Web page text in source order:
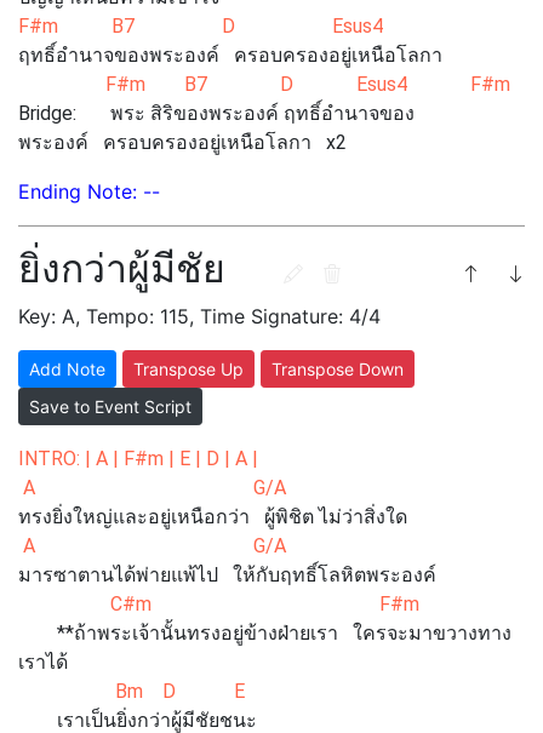
F#m B7 D Esus4
ฤทธิ์อำนาจของพระองค์ ครอบครองอยู่เหนือโลกา
F#m B7 D Esus4 F#m
Bridge: พระ สิริของพระองค์ ฤทธิ์อำนาจของ
พระองค์ ครอบครองอยู่เหนือโลกา x2
Ending Note: --
ยิ่งกว่าผู้มีชัย
Key: A, Tempo: 115, Time Signature: 4/4
Add Note Transpose Up
Transpose Down
Save to Event Script
INTRO: | A | F#m | E | D | A |
A G/A
ทรงยิ่งใหญ่และอยู่เหนือกว่า ผู้พิชิต ไม่ว่าสิ่งใด
A G/A
มารซาตานได้พ่ายแพ้ไป ให้กับฤทธิ์โลหิตพระองค์
C#m F#m
**ถ้าพระเจ้านั้นทรงอยู่ข้างฝ่ายเรา ใครจะมาขวางทาง
เราได้
Bm D E
เราเป็นยิ่งกว่าผู้มีชัยชนะ